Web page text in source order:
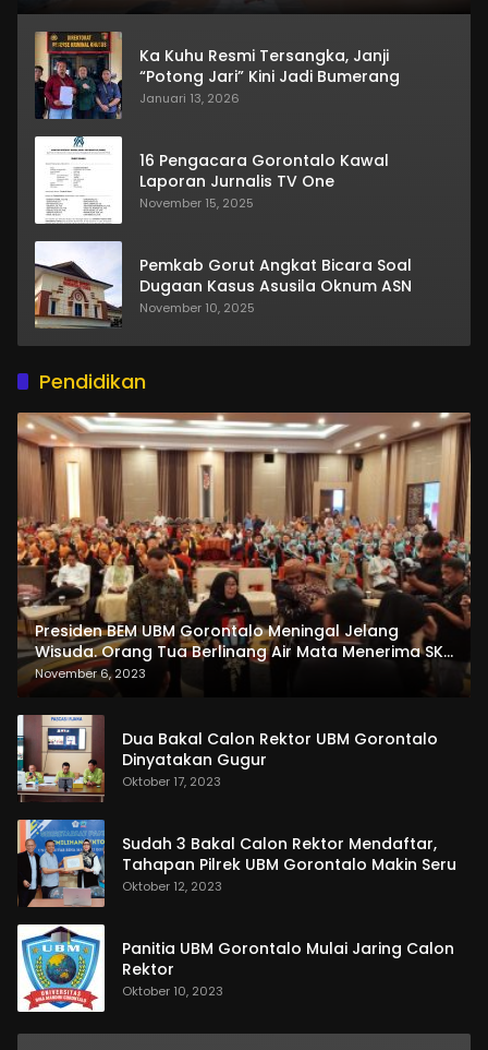
Ka Kuhu Resmi Tersangka, Janji
“Potong Jari” Kini Jadi Bumerang
Januari 13, 2026
16 Pengacara Gorontalo Kawal
Laporan Jurnalis TV One
November 15, 2025
Pemkab Gorut Angkat Bicara Soal
Dugaan Kasus Asusila Oknum ASN
November 10, 2025
Pendidikan
Presiden BEM UBM Gorontalo Meningal Jelang
Wisuda. Orang Tua Berlinang Air Mata Menerima SKL
dan Pemasangan Salempang
November 6, 2023
Dua Bakal Calon Rektor UBM Gorontalo
Dinyatakan Gugur
Oktober 17, 2023
Sudah 3 Bakal Calon Rektor Mendaftar,
Tahapan Pilrek UBM Gorontalo Makin Seru
Oktober 12, 2023
Panitia UBM Gorontalo Mulai Jaring Calon
Rektor
Oktober 10, 2023